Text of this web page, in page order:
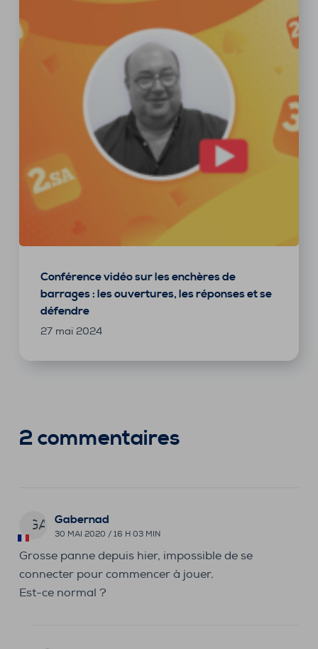
Conférence vidéo sur les enchères de
barrages : les ouvertures, les réponses et se
défendre
27 mai 2024
2 commentaires
GA Gabernad
30 MAI 2020 / 16 H 03 MIN
Grosse panne depuis hier, impossible de se
connecter pour commencer à jouer.
Est-ce normal ?